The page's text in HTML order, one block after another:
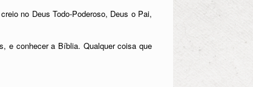
no Deus Todo-Poderoso, Deus o Pai,
e conhecer a Bíblia. Qualquer coisa que